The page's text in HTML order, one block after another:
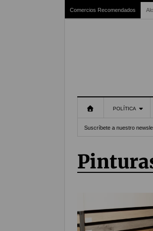
Comercios Recomendados
POLÍTICA
Suscríbete a nuestro